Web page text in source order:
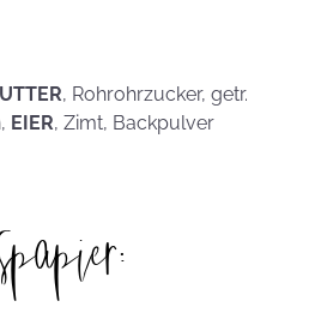
, Rohrohrzucker, getr.
EIER, Zimt, Backpulver